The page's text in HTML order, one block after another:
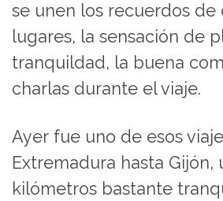
se unen los recuerdos de
lugares, la sensación de
tranquildad, la buena
charlas durante el viaje.
Ayer fue uno de esos
Extremadura hasta Gijón,
kilómetros bastante